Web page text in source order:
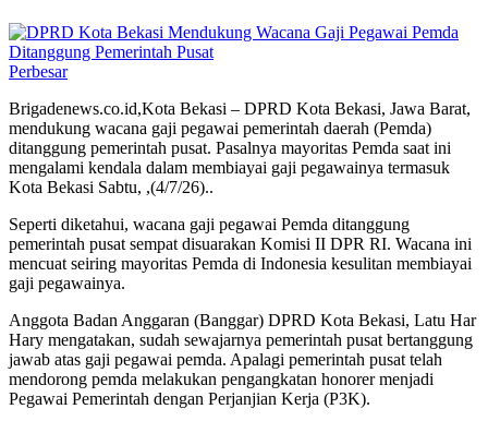
Perbesar
Brigadenews.co.id,Kota Bekasi – DPRD Kota Bekasi, Jawa Barat,
mendukung wacana gaji pegawai pemerintah daerah (Pemda)
ditanggung pemerintah pusat. Pasalnya mayoritas Pemda saat ini
mengalami kendala dalam membiayai gaji pegawainya termasuk
Kota Bekasi Sabtu, ,(4/7/26)..
Seperti diketahui, wacana gaji pegawai Pemda ditanggung
pemerintah pusat sempat disuarakan Komisi II DPR RI. Wacana ini
mencuat seiring mayoritas Pemda di Indonesia kesulitan membiayai
gaji pegawainya.
Anggota Badan Anggaran (Banggar) DPRD Kota Bekasi, Latu Har
Hary mengatakan, sudah sewajarnya pemerintah pusat bertanggung
jawab atas gaji pegawai pemda. Apalagi pemerintah pusat telah
mendorong pemda melakukan pengangkatan honorer menjadi
Pegawai Pemerintah dengan Perjanjian Kerja (P3K).